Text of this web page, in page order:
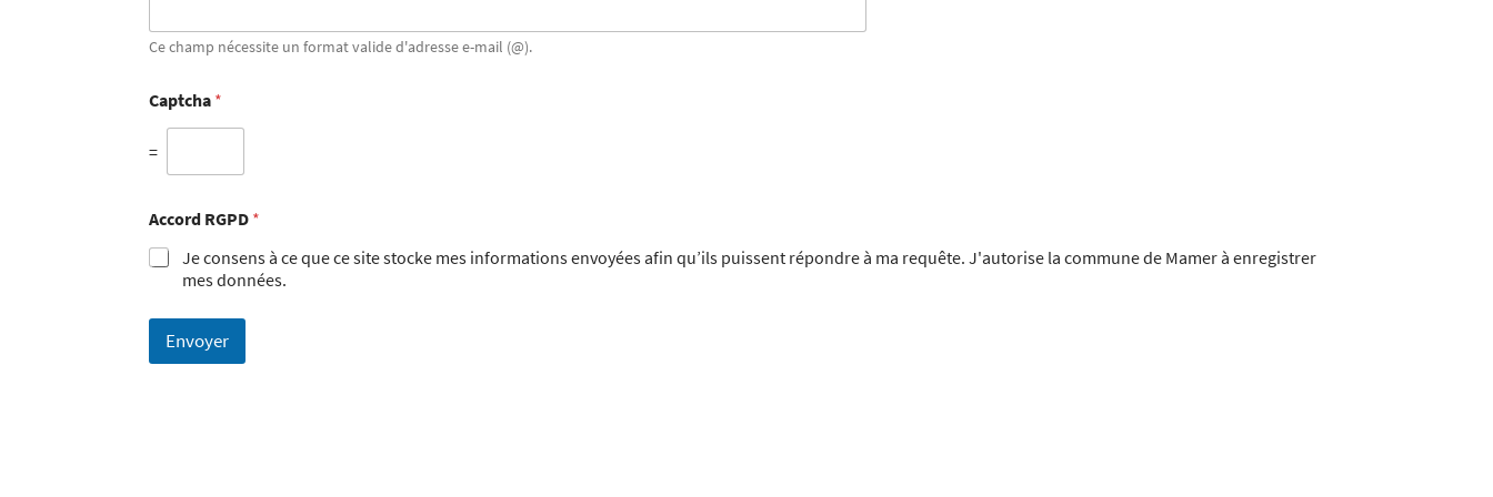
Ce champ nécessite un format valide d'adresse e-mail (@).
Captcha *
=
Accord RGPD *
Je consens à ce que ce site stocke mes informations envoyées afin qu’ils puissent répondre à ma requête. J'autorise la commune de Mamer à enregistrer
mes données.
Envoyer